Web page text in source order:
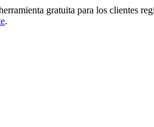
gratuita para los clientes
.